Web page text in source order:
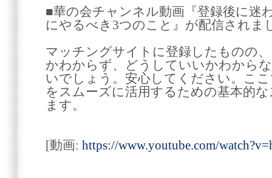
■華の会チャンネル動画『登録後に迷
にやるべき3つのこと』が配信されま
マッチングサイトに登録したものの
かわからず、どうしていいかわから
いでしょう。安心してください。こ
をスムーズに活用するための基本的
ます。
[動画: https://www.youtube.com/